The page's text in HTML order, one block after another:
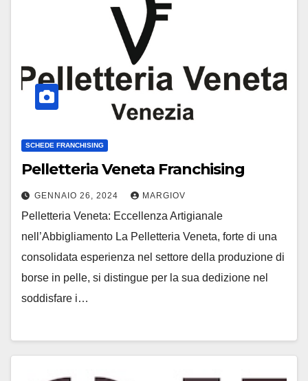
SCHEDE FRANCHISING
Pelletteria Veneta Franchising
GENNAIO 26, 2024 MARGIOV
Pelletteria Veneta: Eccellenza Artigianale
nell’Abbigliamento La Pelletteria Veneta, forte di una
consolidata esperienza nel settore della produzione di
borse in pelle, si distingue per la sua dedizione nel
soddisfare i…